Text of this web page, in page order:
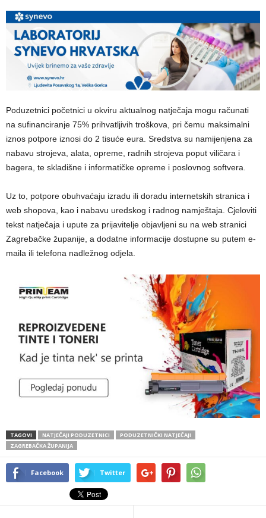
Poduzetnici početnici u okviru aktualnog natječaja mogu računati
na sufinanciranje 75% prihvatljivih troškova, pri čemu maksimalni
iznos potpore iznosi do 2 tisuće eura. Sredstva su namijenjena za
nabavu strojeva, alata, opreme, radnih strojeva poput viličara i
bagera, te skladišne i informatičke opreme i poslovnog softvera.
Uz to, potpore obuhvaćaju izradu ili doradu internetskih stranica i
web shopova, kao i nabavu uredskog i radnog namještaja. Cjeloviti
tekst natječaja i upute za prijavitelje objavljeni su na web stranici
Zagrebačke županije, a dodatne informacije dostupne su putem e-
maila ili telefona nadležnog odjela.
TAGOVI NATJEČAJI PODUZETNICI
PODUZETNIČKI NATJEČAJI
ZAGREBAČKA ŽUPANIJA
Facebook Twitter